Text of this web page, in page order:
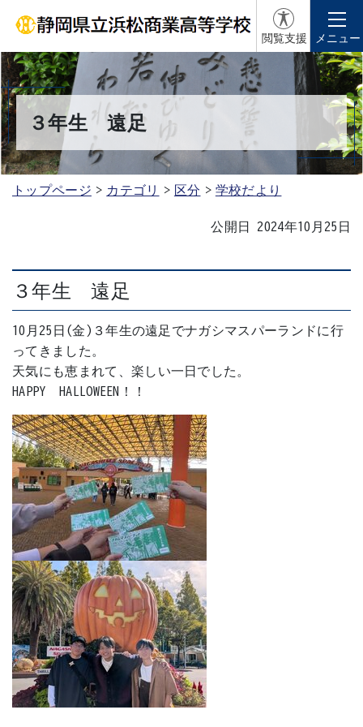
閲覧支援 メニュー
３年生 遠足
トップページ カテゴリ 区分 学校だより
公開日 2024年10月25日
３年生 遠足
10月25日(金)３年生の遠足でナガシマスパーランドに行
ってきました。
天気にも恵まれて、楽しい一日でした。
HAPPY HALLOWEEN！！